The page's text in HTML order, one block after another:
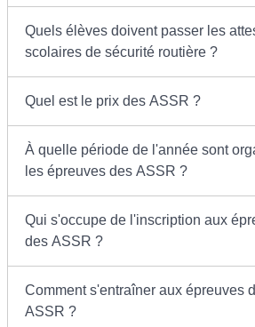
Quels élèves doivent passer les
scolaires de sécurité routière ?
Quel est le prix des ASSR ?
À quelle période de l'année sont
les épreuves des ASSR ?
Qui s'occupe de l'inscription aux
des ASSR ?
Comment s'entraîner aux épreuves
ASSR ?